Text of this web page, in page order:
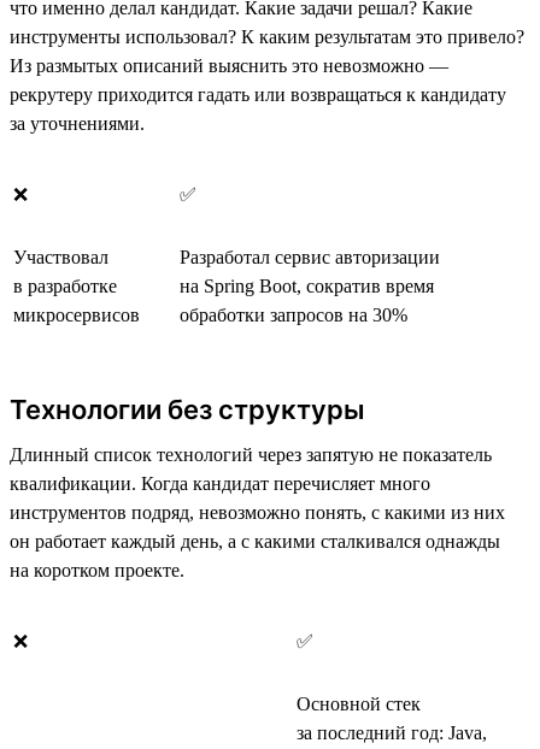
что именно делал кандидат. Какие задачи решал? Какие
инструменты использовал? К каким результатам это привело?
Из размытых описаний выяснить это невозможно —
рекрутеру приходится гадать или возвращаться к кандидату
за уточнениями.
❌ ✅
Участвовал
в разработке
микросервисов
Разработал сервис авторизации
на Spring Boot, сократив время
обработки запросов на 30%
Технологии без структуры
Длинный список технологий через запятую не показатель
квалификации. Когда кандидат перечисляет много
инструментов подряд, невозможно понять, с какими из них
он работает каждый день, а с какими сталкивался однажды
на коротком проекте.
❌ ✅
Основной стек
за последний год: Java,